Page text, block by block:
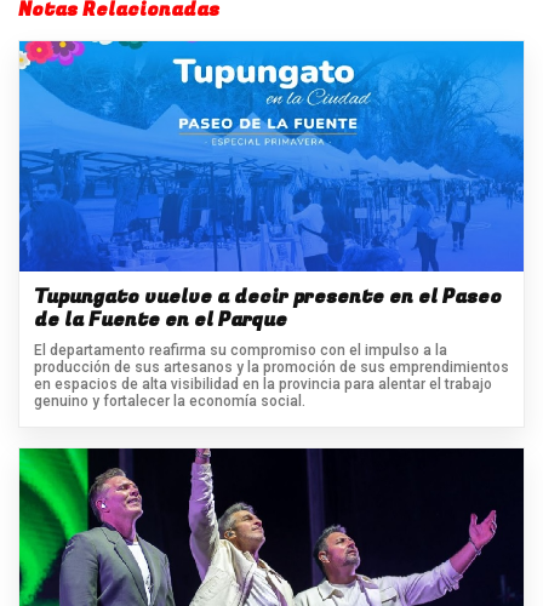
Notas Relacionadas
Tupungato vuelve a decir presente en el Paseo
de la Fuente en el Parque
El departamento reafirma su compromiso con el impulso a la
producción de sus artesanos y la promoción de sus emprendimientos
en espacios de alta visibilidad en la provincia para alentar el trabajo
genuino y fortalecer la economía social.